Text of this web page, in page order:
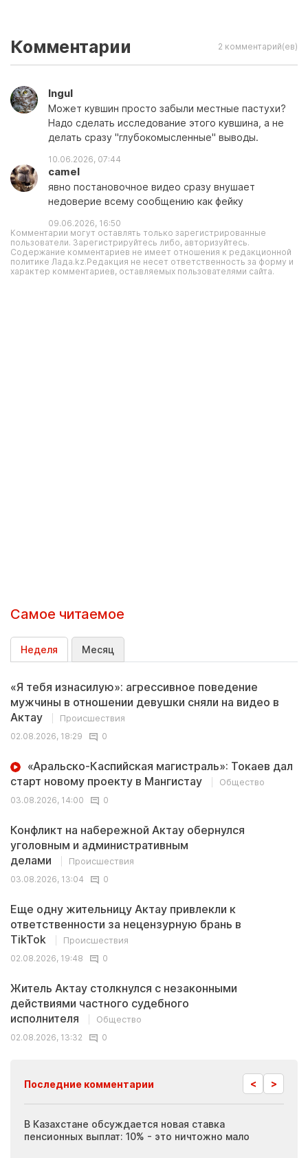
Комментарии 2 комментарий(ев)
Ingul
Может кувшин просто забыли местные пастухи?
Надо сделать исследование этого кувшина, а не
делать сразу "глубокомысленные" выводы.
10.06.2026, 07:44
camel
явно постановочное видео сразу внушает
недоверие всему сообщению как фейку
09.06.2026, 16:50
Комментарии могут оставлять только зарегистрированные
пользователи. Зарегистрируйтесь либо, авторизуйтесь.
Содержание комментариев не имеет отношения к редакционной
политике Лада.kz.Редакция не несет ответственность за форму и
характер комментариев, оставляемых пользователями сайта.
Самое читаемое
Неделя Месяц
«Я тебя изнасилую»: агрессивное поведение
мужчины в отношении девушки сняли на видео в
Актау
Происшествия
02.08.2026, 18:29
0
«Аральско-Каспийская магистраль»: Токаев дал
старт новому проекту в Мангистау
Общество
03.08.2026, 14:00
0
Конфликт на набережной Актау обернулся
уголовным и административным
делами
Происшествия
03.08.2026, 13:04
0
Еще одну жительницу Актау привлекли к
ответственности за нецензурную брань в
TikTok
Происшествия
02.08.2026, 19:48
0
Житель Актау столкнулся с незаконными
действиями частного судебного
исполнителя
Общество
02.08.2026, 13:32
0
Последние комментарии < >
В Казахстане обсуждается новая ставка
пенсионных выплат: 10% - это ничтожно мало